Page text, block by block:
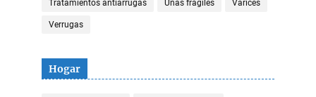
Tratamientos antiarrugas Uñas frágiles Varices
Verrugas
Hogar